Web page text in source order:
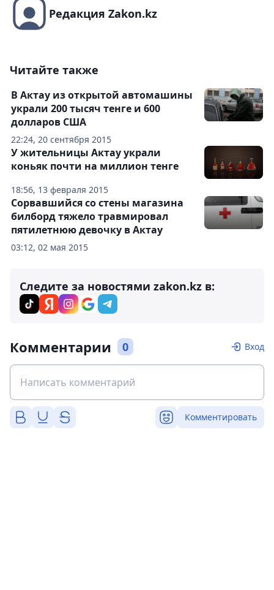
Редакция Zakon.kz
Читайте также
22:24, 20 сентября 2015
В Актау из открытой автомашины
украли 200 тысяч тенге и 600
долларов США
18:56, 13 февраля 2015
У жительницы Актау украли
коньяк почти на миллион тенге
03:12, 02 мая 2015
Сорвавшийся со стены магазина
билборд тяжело травмировал
пятилетнюю девочку в Актау
Следите за новостями zakon.kz в:
Комментарии 0 Вход
Комментировать